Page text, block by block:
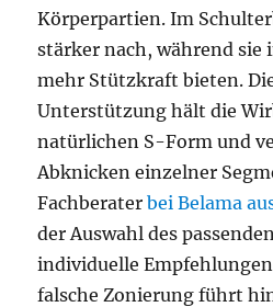
Körperpartien. Im
stärker nach, während sie
mehr Stützkraft bieten.
Unterstützung hält die
natürlichen S-Form und
Abknicken einzelner
Fachberaterbei Belama
der Auswahl des
individuelle
falsche Zonierung führt